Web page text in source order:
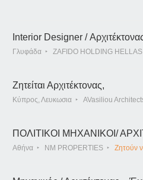
Interior Designer /
Γλυφάδα ZAFIDO HOLDING HELLAS
Ζητείται Αρχιτέκτονας,
Κύπρος, Λευκωσια AVasiliou
ΠΟΛΙΤΙΚΟΙ ΜΗΧΑΝΙΚΟΙ/
Αθήνα NM PROPERTIES Ζητούν